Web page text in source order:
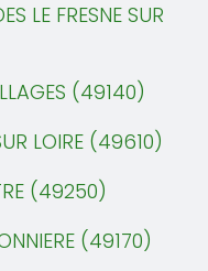
LE FRESNE SUR
(49140)
LOIRE (49610)
(49250)
(49170)